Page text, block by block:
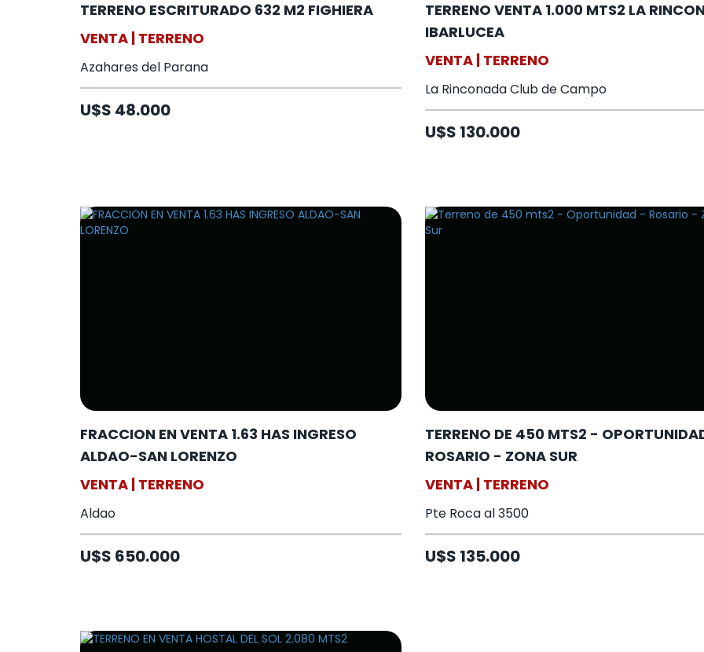
TERRENO ESCRITURADO 632 M2 FIGHIERA
VENTA | TERRENO
Azahares del Parana
U$S 48.000
TERRENO VENTA 1.000 MTS2 LA
IBARLUCEA
VENTA | TERRENO
La Rinconada Club de Campo
U$S 130.000
FRACCION EN VENTA 1.63 HAS INGRESO
ALDAO-SAN LORENZO
VENTA | TERRENO
Aldao
U$S 650.000
TERRENO DE 450 MTS2 -
ROSARIO - ZONA SUR
VENTA | TERRENO
Pte Roca al 3500
U$S 135.000